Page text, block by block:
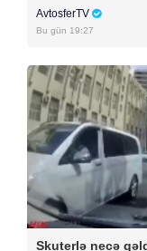
AvtosferTV
Bu gün 19:27
Skuterlə necə